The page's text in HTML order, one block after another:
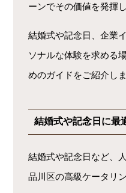
ーンでその価値を発揮し
結婚式や記念日、企業
ソナルな体験を求める
めのガイドをご紹介しま
結婚式や記念日に最
結婚式や記念日など、
品川区の高級ケータリ